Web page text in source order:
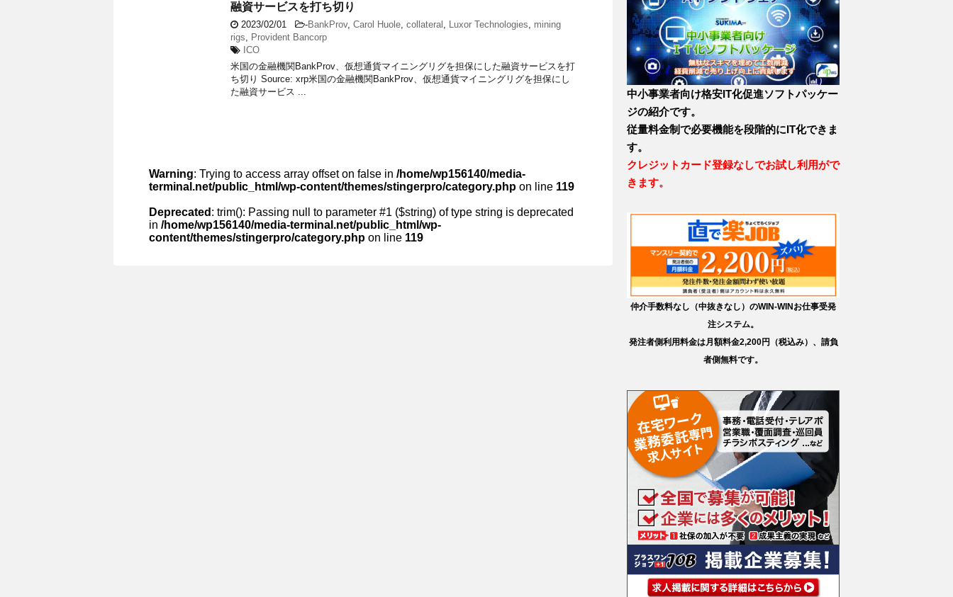
融資サービスを打ち切り
2023/02/01 -BankProv, Carol Huole, collateral , Luxor Technologies, mining
rigs, Provident Bancorp
ICO
米国の金融機関BankProv、仮想通貨マイニングリグを担保にした融資サービスを打
ち切り Source: xrp米国の金融機関BankProv、仮想通貨マイニングリグを担保にし
た融資サービス ...
Warning: Trying to access array offset on false in /home/wp156140/media-
terminal.net/public_html/wp-content/themes/stingerpro/category.php on line 119
Deprecated : trim(): Passing null to parameter #1 ($string) of type string is deprecated
in /home/wp156140/media-terminal.net/public_html/wp-
content/themes/stingerpro/category.php on line 119
中小事業者向け格安IT化促進ソフトパッケー
ジの紹介です。
従量料金制で必要機能を段階的にIT化できま
す。
クレジットカード登録なしでお試し利用がで
きます。
仲介手数料なし（中抜きなし）のWIN-WINお仕事受発
注システム。
発注者側利用料金は月額料金2,200円（税込み）、請負
者側無料です。